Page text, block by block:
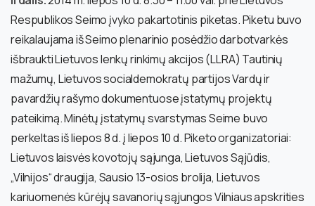
Respublikos Seimo įvyko pakartotinis piketas. Piketu buvo
reikalaujama iš Seimo plenarinio posėdžio darbotvarkės
išbraukti Lietuvos lenkų rinkimų akcijos (LLRA) Tautinių
mažumų, Lietuvos socialdemokratų partijos Vardų ir
pavardžių rašymo dokumentuose įstatymų projektų
pateikimą. Minėtų įstatymų svarstymas Seime buvo
perkeltas iš liepos 8 d. į liepos 10 d. Piketo organizatoriai:
Lietuvos laisvės kovotojų sąjunga, Lietuvos Sąjūdis,
„Vilnijos“ draugija, Sausio 13-osios brolija, Lietuvos
kariuomenės kūrėjų savanorių sąjungos Vilniaus apskrities